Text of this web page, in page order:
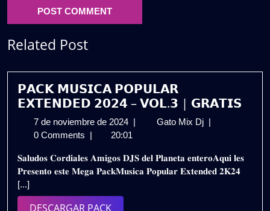
Related Post
𝗣𝗔𝗖𝗞 𝗠𝗨𝗦𝗜𝗖𝗔 𝗣𝗢𝗣𝗨𝗟𝗔𝗥
𝗘𝗫𝗧𝗘𝗡𝗗𝗘𝗗 𝟮𝟬𝟮𝟰 – 𝗩𝗢𝗟.𝟯 | 𝗚𝗥𝗔𝗧𝗜𝗦
7 de noviembre de 2024 7
de
de
2024
Gato Mix Dj 𝗣𝗔𝗖𝗞
𝗘𝗫𝗧𝗘𝗡𝗗𝗘𝗗
𝟮𝟬𝟮𝟰
0 Comments
20:01
𝐒𝐚𝐥𝐮𝐝𝐨𝐬 𝐂𝐨𝐫𝐝𝐢𝐚𝐥𝐞𝐬 𝐀𝐦𝐢𝐠𝐨𝐬 𝐃𝐉𝐒 𝐝𝐞𝐥 𝐏𝐥𝐚𝐧𝐞𝐭𝐚 𝐞𝐧𝐭𝐞𝐫𝐨𝐀𝐪𝐮𝐢 𝐥𝐞𝐬
𝐏𝐫𝐞𝐬𝐞𝐧𝐭𝐨 𝐞𝐬𝐭𝐞 𝐌𝐞𝐠𝐚 𝐏𝐚𝐜𝐤𝐌𝐮𝐬𝐢𝐜𝐚 𝐏𝐨𝐩𝐮𝐥𝐚𝐫 𝐄𝐱𝐭𝐞𝐧𝐝𝐞𝐝 𝟐𝐊𝟐𝟒
[...]
DESCARGAR PACKDESCARGAR